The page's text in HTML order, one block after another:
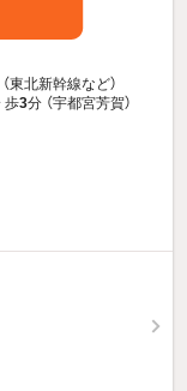
東北新幹線など）
歩3分 （宇都宮芳賀）